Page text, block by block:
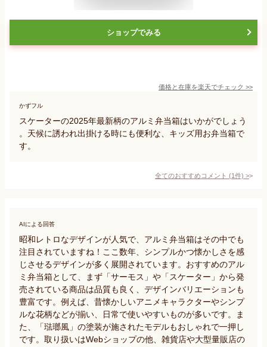
ショップでみる
価格と在庫を楽天でチェック >>
かずフル
スケーターの2025年最新柄のアルミ弁当箱はいかがでしょう
。天候に誘われ出掛ける時にも便利な、キッズ用お弁当箱で
す。
全てのおすすめコメント (1件) >
AIによる回答
昭和レトロなデザインが人気で、アルミ弁当箱はその中でも
注目されていますね！ここ数年、シンプルかつ懐かしさを感
じさせるデザインが多く展開されています。おすすめのアル
ミ弁当箱として、まず「サーモス」や「スケーター」から発
売されている商品は品質も良く、デザインバリエーションも
豊富です。例えば、昔懐かしいアニメキャラクターやシンプ
ルな花柄などが揃い、日常で使いやすいものが多いです。ま
た、「琺瑯風」の塗装が施されたモデルもおしゃれで一押し
です。取り扱いはWebショップの他、雑貨店や大型量販店の